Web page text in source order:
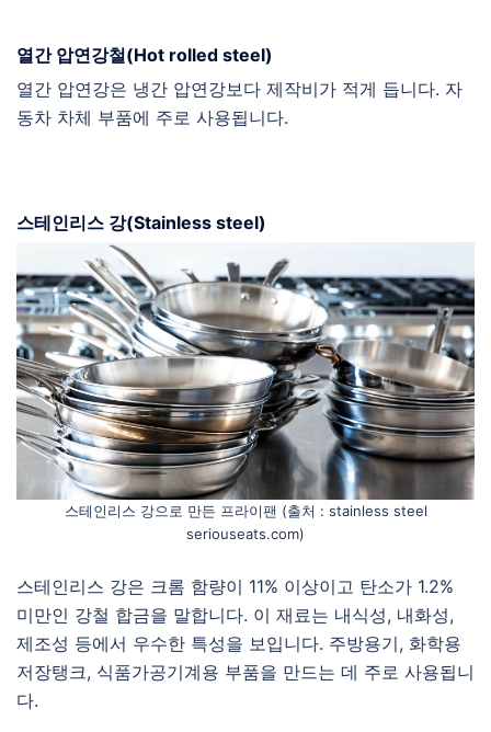
열간 압연강철(Hot rolled steel)
열간 압연강은 냉간 압연강보다 제작비가 적게 듭니다. 자
동차 차체 부품에 주로 사용됩니다.
스테인리스 강(Stainless steel)
스테인리스 강으로 만든 프라이팬 (출처 : stainless steel
seriouseats.com)
스테인리스 강은 크롬 함량이 11% 이상이고 탄소가 1.2%
미만인 강철 합금을 말합니다. 이 재료는 내식성, 내화성,
제조성 등에서 우수한 특성을 보입니다. 주방용기, 화학용
저장탱크, 식품가공기계용 부품을 만드는 데 주로 사용됩니
다.